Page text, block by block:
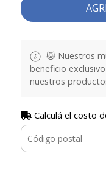
🐱 Nuestros
beneficio
nuestros
Calculá el costo